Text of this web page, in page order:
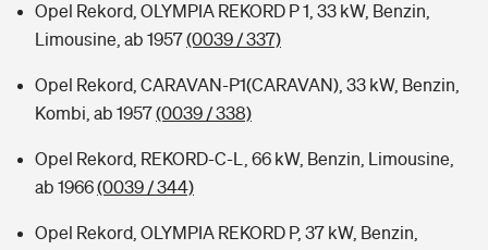
Opel Rekord, OLYMPIA REKORD P 1, 33 kW, Benzin,
Limousine, ab 1957(0039 / 337)
Opel Rekord, CARAVAN-P1(CARAVAN), 33 kW, Benzin,
Kombi, ab 1957(0039 / 338)
Opel Rekord, REKORD-C-L, 66 kW, Benzin, Limousine,
ab 1966(0039 / 344)
Opel Rekord, OLYMPIA REKORD P, 37 kW, Benzin,